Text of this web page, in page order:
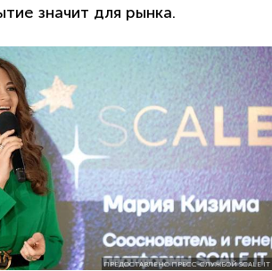
значит для рынка.
ПРЕДОСТАВЛЕНО ПРЕСС-СЛУЖБОЙ SCALE IT